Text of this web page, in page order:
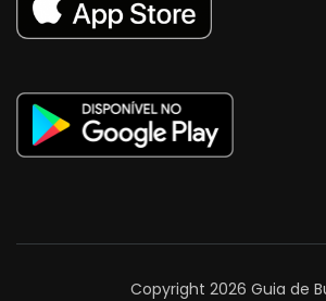
Copyright 2026 Guia de